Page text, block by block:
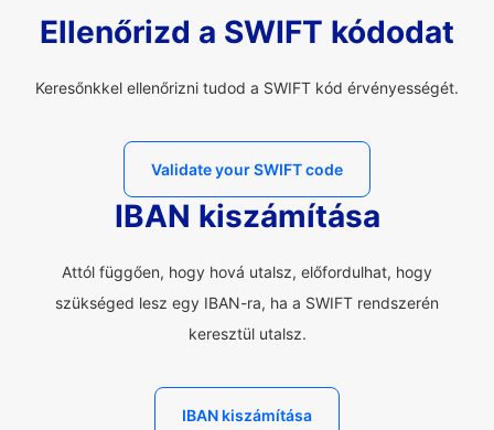
Ellenőrizd a SWIFT kódodat
Keresőnkkel ellenőrizni tudod a SWIFT kód érvényességét.
Validate your SWIFT code
IBAN kiszámítása
Attól függően, hogy hová utalsz, előfordulhat, hogy
szükséged lesz egy IBAN-ra, ha a SWIFT rendszerén
keresztül utalsz.
IBAN kiszámítása